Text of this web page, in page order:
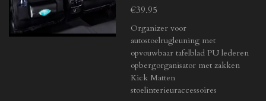
€39.95
Organizer voor
autostoelrugleuning met
opvouwbaar tafelblad PU lederen
opbergorganisator met zakken
Kick Matten
stoelinterieuraccessoires